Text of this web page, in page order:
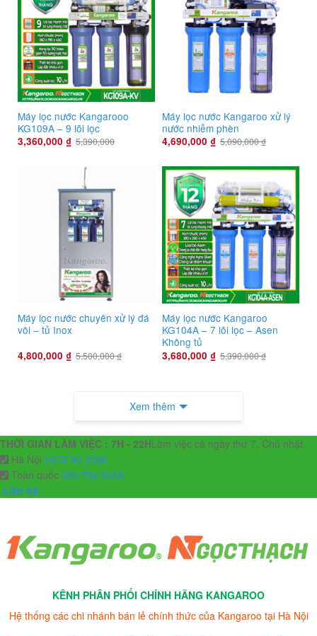
Máy lọc nước Kangarooo
KG109A – 9 lõi lọc
3,360,000 ₫ 5,390,000
Máy lọc nước Kangaroo xử lý
nước nhiễm phèn
4,690,000 ₫ 5,090,000₫
Máy lọc nước chuyên xử lý đá
vôi – tủ Inox
4,800,000 ₫ 5,500,000₫
Máy lọc nước Kangaroo
KG104A – 7 lõi lọc – Asen
Không tủ
3,680,000 ₫ 5,390,000₫
Xem thêm
THỜI GIAN LÀM VIỆC : 7H - 22HLàm việc cả ngày thứ 7, Chủ nhật
Hà Nội 0378 90 3366
Toàn quốc 096 734 6068
Liên hệ
KÊNH PHÂN PHỐI CHÍNH HÃNG KANGAROO
Hệ thống các chi nhánh bán lẻ chính thức của Kangaroo tại Hà Nội